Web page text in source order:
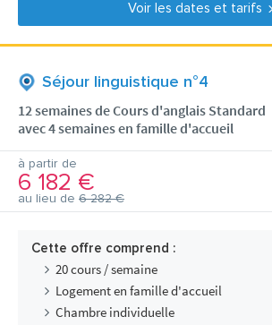
Voir les dates et tarifs
Séjour linguistique n°4
12 semaines de Cours d'anglais Standard
avec 4 semaines en famille d'accueil
à partir de
6 182 €
au lieu de 6 282 €
Cette offre comprend :
20 cours / semaine
Logement en famille d'accueil
Chambre individuelle